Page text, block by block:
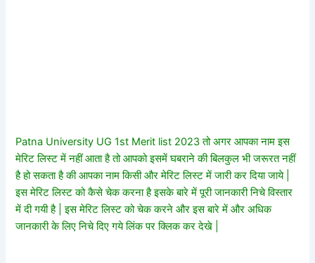
Patna University UG 1st Merit list 2023 तो अगर आपका नाम इस
मेरिट लिस्ट में नहीं आता है तो आपको इसमें घबराने की बिलकुल भी जरूरत नहीं
है हो सकता है की आपका नाम किसी और मेरिट लिस्ट में जारी कर दिया जाये |
इस मेरिट लिस्ट को कैसे चेक करना है इसके बारे में पूरी जानकारी निचे विस्तार
में दी गयी है | इस मेरिट लिस्ट को चेक करने और इस बारे में और अधिक
जानकारी के लिए निचे दिए गये लिंक पर क्लिक कर देखे |